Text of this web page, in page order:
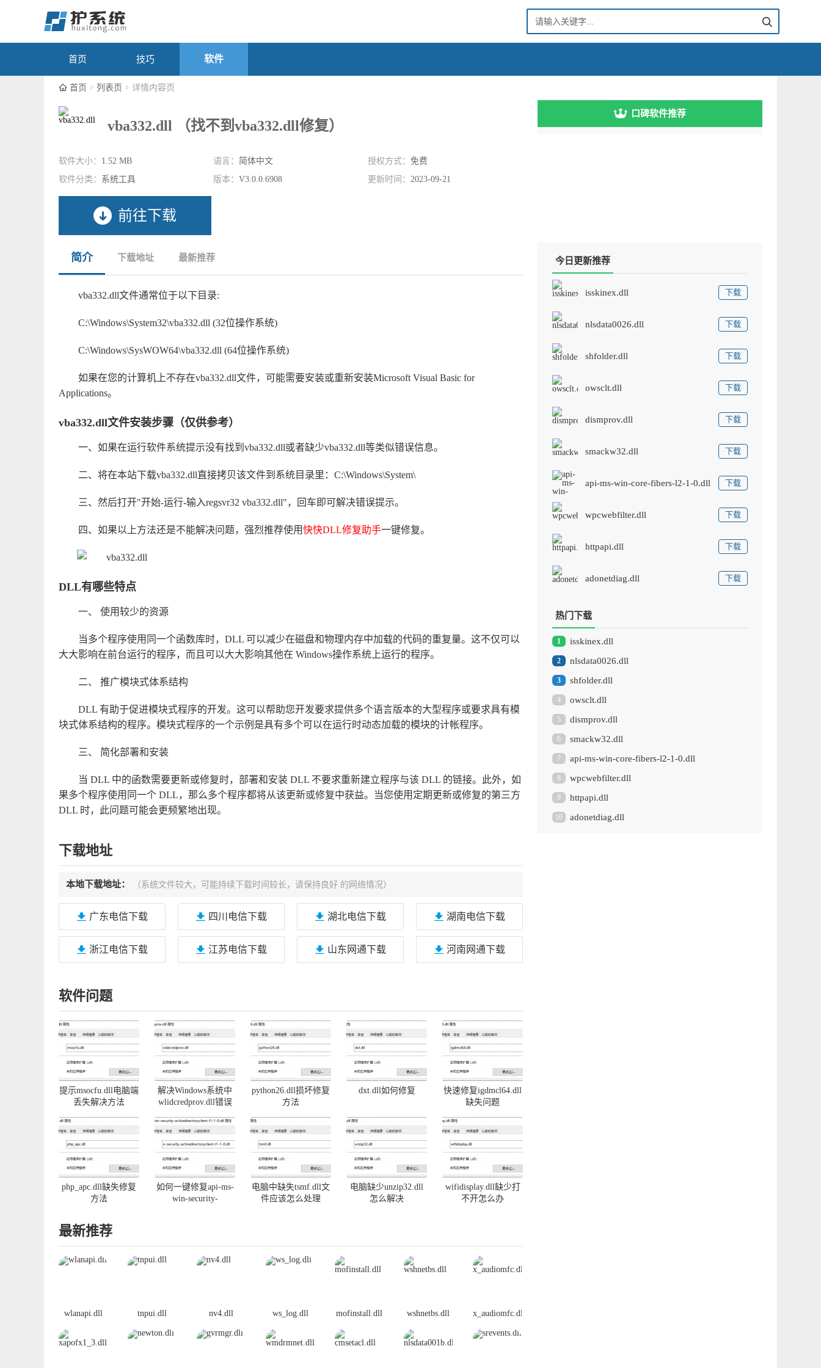
首页 技巧 软件
首页 列表页 详情内容页
vba332.dll （找不到vba332.dll修复）
软件大小： 1.52 MB 语言： 简体中文 授权方式： 免费
软件分类： 系统工具 版本： V3.0.0.6908 更新时间： 2023-09-21
前往下载
口碑软件推荐
简介 下载地址 最新推荐
vba332.dll文件通常位于以下目录:
C:\Windows\System32\vba332.dll (32位操作系统)
C:\Windows\SysWOW64\vba332.dll (64位操作系统)
如果在您的计算机上不存在vba332.dll文件，可能需要安装或重新安装Microsoft Visual Basic for
Applications。
vba332.dll文件安装步骤（仅供参考）
一、如果在运行软件系统提示没有找到vba332.dll或者缺少vba332.dll等类似错误信息。
二、将在本站下载vba332.dll直接拷贝该文件到系统目录里：C:\Windows\System\
三、然后打开"开始-运行-输入regsvr32 vba332.dll"，回车即可解决错误提示。
四、如果以上方法还是不能解决问题，强烈推荐使用快快DLL修复助手一键修复。
DLL有哪些特点
一、 使用较少的资源
当多个程序使用同一个函数库时，DLL 可以减少在磁盘和物理内存中加载的代码的重复量。这不仅可以
大大影响在前台运行的程序，而且可以大大影响其他在 Windows操作系统上运行的程序。
二、 推广模块式体系结构
DLL 有助于促进模块式程序的开发。这可以帮助您开发要求提供多个语言版本的大型程序或要求具有模
块式体系结构的程序。模块式程序的一个示例是具有多个可以在运行时动态加载的模块的计帐程序。
三、 简化部署和安装
当 DLL 中的函数需要更新或修复时，部署和安装 DLL 不要求重新建立程序与该 DLL 的链接。此外，如
果多个程序使用同一个 DLL，那么多个程序都将从该更新或修复中获益。当您使用定期更新或修复的第三方
DLL 时，此问题可能会更频繁地出现。
下载地址
本地下载地址： （系统文件较大，可能持续下载时间较长，请保持良好 的网络情况）
广东电信下载 四川电信下载 湖北电信下载 湖南电信下载
浙江电信下载 江苏电信下载 山东网通下载 河南网通下载
软件问题
提示msocfu.dll电脑端
丢失解决方法
解决Windows系统中
wlidcredprov.dll错误
python26.dll损坏修复
方法
dxt.dll如何修复
快速修复igdmcl64.dll
缺失问题
php_apc.dll缺失修复
方法
如何一键修复api-ms-
win-security-
电脑中缺失tsmf.dll文
件应该怎么处理
电脑缺少unzip32.dll
怎么解决
wifidisplay.dll缺少打
不开怎么办
最新推荐
wlanapi.dll tnpui.dll nv4.dll ws_log.dll mofinstall.dll wshnetbs.dll x_audiomfc.dll
今日更新推荐
isskinex.dll 下载
nlsdata0026.dll 下载
shfolder.dll 下载
owsclt.dll 下载
dismprov.dll 下载
smackw32.dll 下载
api-ms-win-core-fibers-l2-1-0.dll 下载
wpcwebfilter.dll 下载
httpapi.dll 下载
adonetdiag.dll 下载
热门下载
1 isskinex.dll
2 nlsdata0026.dll
3 shfolder.dll
4 owsclt.dll
5 dismprov.dll
6 smackw32.dll
7 api-ms-win-core-fibers-l2-1-0.dll
8 wpcwebfilter.dll
9 httpapi.dll
10 adonetdiag.dll